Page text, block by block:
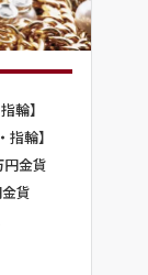
輪】
輪】
金貨
貨